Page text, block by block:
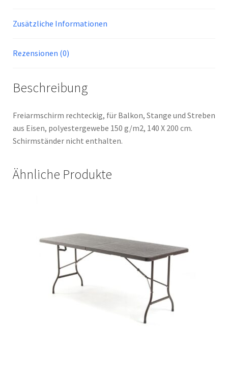
Zusätzliche Informationen
Rezensionen (0)
Beschreibung
Freiarmschirm rechteckig, für Balkon, Stange und Streben
aus Eisen, polyestergewebe 150 g/m2, 140 X 200 cm.
Schirmständer nicht enthalten.
Ähnliche Produkte